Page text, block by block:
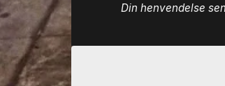
Din henvendelse